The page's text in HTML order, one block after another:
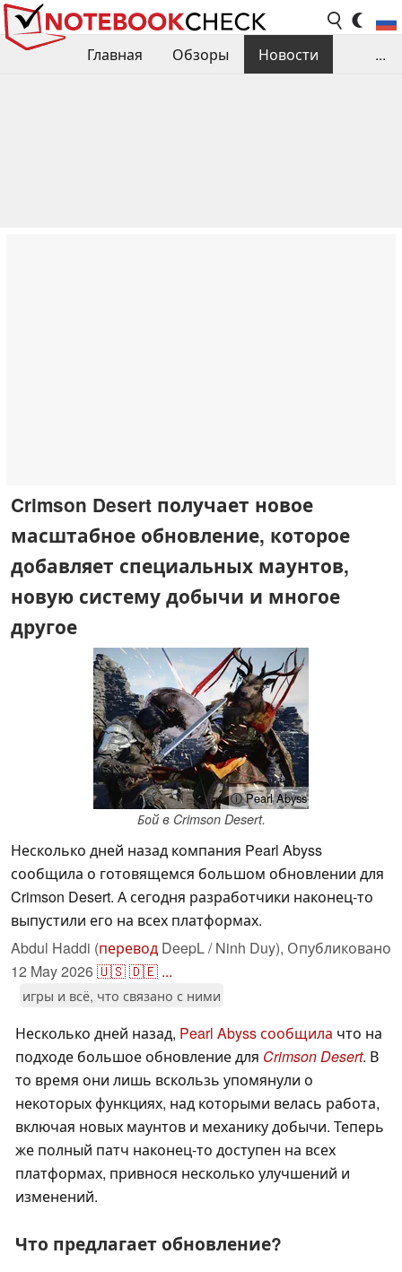
Главная Обзоры
Новости
...
Crimson Desert получает новое
масштабное обновление, которое
добавляет специальных маунтов,
новую систему добычи и многое
другое
ⓘ Pearl Abyss
Бой в Crimson Desert.
Несколько дней назад компания Pearl Abyss
сообщила о готовящемся большом обновлении для
Crimson Desert. А сегодня разработчики наконец-то
выпустили его на всех платформах.
Abdul Haddi (перевод DeepL / Ninh Duy), Опубликовано
12 May 2026🇺🇸🇩🇪 ...
игры и всё, что связано с ними
Несколько дней назад, Pearl Abyss сообщила что на
подходе большое обновление для Crimson Desert. В
то время они лишь вскользь упомянули о
некоторых функциях, над которыми велась работа,
включая новых маунтов и механику добычи. Теперь
же полный патч наконец-то доступен на всех
платформах, привнося несколько улучшений и
изменений.
Что предлагает обновление?